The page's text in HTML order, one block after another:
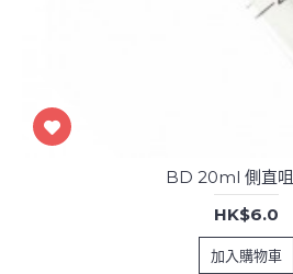
BD 20ml 側直
HK$6.0
加入購物車